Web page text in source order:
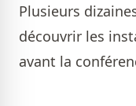
Plusieurs
découvrir les
avant la